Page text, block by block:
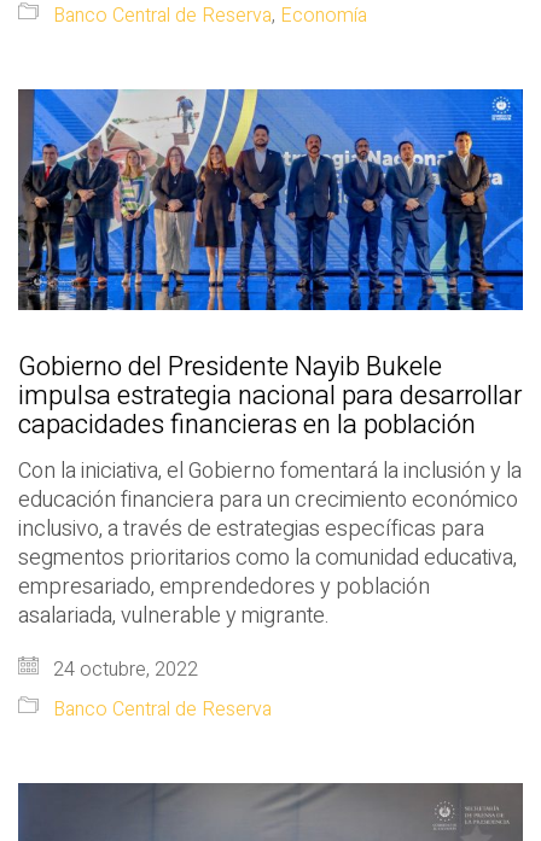
Banco Central de Reserva, Economía
Gobierno del Presidente Nayib Bukele
impulsa estrategia nacional para desarrollar
capacidades financieras en la población
Con la iniciativa, el Gobierno fomentará la inclusión y la
educación financiera para un crecimiento económico
inclusivo, a través de estrategias específicas para
segmentos prioritarios como la comunidad educativa,
empresariado, emprendedores y población
asalariada, vulnerable y migrante.
24 octubre, 2022
Banco Central de Reserva